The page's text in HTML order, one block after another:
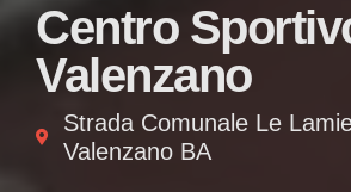
Centro
Valenzano
Strada Comunale Le
Valenzano BA